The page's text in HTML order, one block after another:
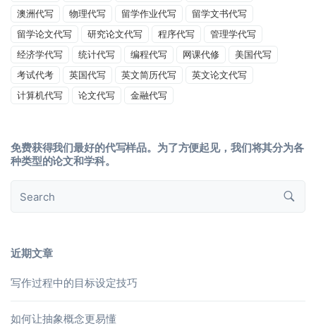
澳洲代写
物理代写 留学作业代写
留学文书代写
留学论文代写
研究论文代写 程序代写
管理学代写
经济学代写
统计代写 编程代写 网课代修
美国代写
考试代考
英国代写 英文简历代写
英文论文代写
计算机代写
论文代写 金融代写
免费获得我们最好的代写样品。为了方便起见，我们将其分为各
种类型的论文和学科。
近期文章
写作过程中的目标设定技巧
如何让抽象概念更易懂